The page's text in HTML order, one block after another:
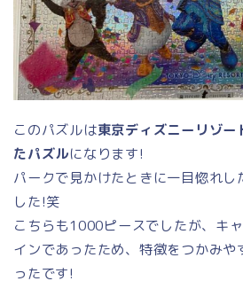
このパズルは東京ディズニーリゾ
たパズルになります!
パークで見かけたときに一目惚れし
した!笑
こちらも1000ピースでしたが、キ
インであったため、特徴をつかみ
ったです!